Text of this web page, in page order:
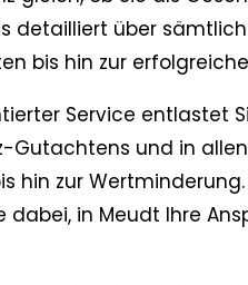
detailliert über
bis hin zur
Service entlastet
Gutachtens und in
hin zur
dabei, in Meudt Ihre